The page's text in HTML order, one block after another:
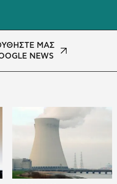
ΜΑΣ
NEWS